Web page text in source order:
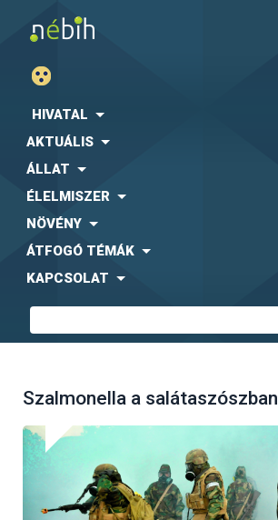
HIVATAL
AKTUÁLIS
ÁLLAT
ÉLELMISZER
NÖVÉNY
ÁTFOGÓ TÉMÁK
KAPCSOLAT
Szalmonella a salátaszószban